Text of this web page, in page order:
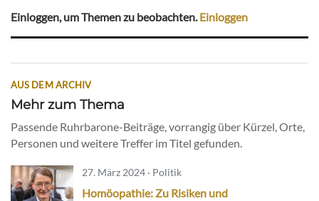
Einloggen, um Themen zu beobachten.Einloggen
AUS DEM ARCHIV
Mehr zum Thema
Passende Ruhrbarone-Beiträge, vorrangig über Kürzel, Orte,
Personen und weitere Treffer im Titel gefunden.
27. März 2024 · Politik
Homöopathie: Zu Risiken und